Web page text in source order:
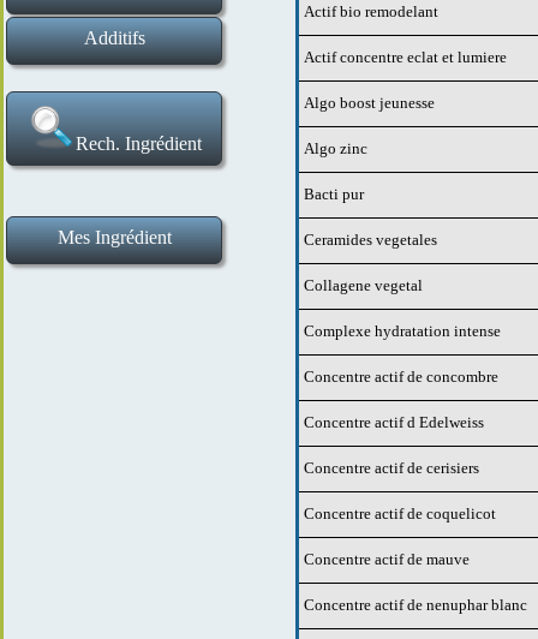
Emulsifiants H E et E H
Additifs
Rech. Ingrédient
Mes Ingrédient
Actif bio remodelant
Actif concentre eclat et lumiere
Algo boost jeunesse
Algo zinc
Bacti pur
Ceramides vegetales
Collagene vegetal
Complexe hydratation intense
Concentre actif de concombre
Concentre actif d Edelweiss
Concentre actif de cerisiers
Concentre actif de coquelicot
Concentre actif de mauve
Concentre actif de nenuphar blanc